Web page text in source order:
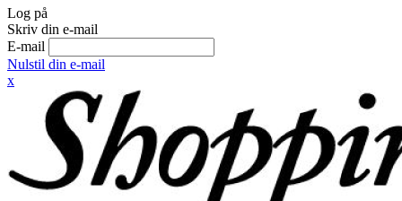
Log på
Skriv din e-mail
E-mail
Nulstil din e-mail
x